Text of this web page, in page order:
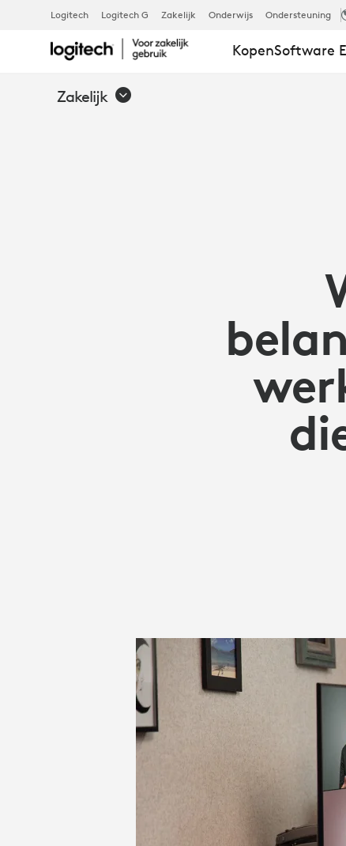
WAAROM
WEBCAMS
Logitech Logitech G Zakelijk Onderwijs Ondersteuning
KopenSoftware
Zakelijk